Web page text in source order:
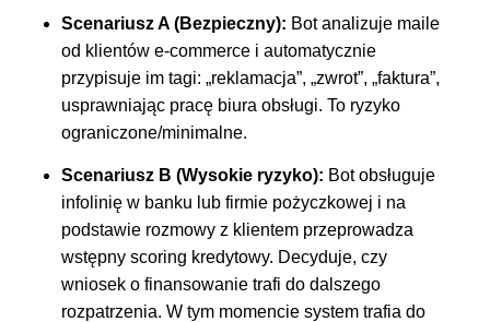
Scenariusz A (Bezpieczny): Bot analizuje maile
od klientów e-commerce i automatycznie
przypisuje im tagi: „reklamacja”, „zwrot”, „faktura”,
usprawniając pracę biura obsługi. To ryzyko
ograniczone/minimalne.
Scenariusz B (Wysokie ryzyko): Bot obsługuje
infolinię w banku lub firmie pożyczkowej i na
podstawie rozmowy z klientem przeprowadza
wstępny scoring kredytowy. Decyduje, czy
wniosek o finansowanie trafi do dalszego
rozpatrzenia. W tym momencie system trafia do